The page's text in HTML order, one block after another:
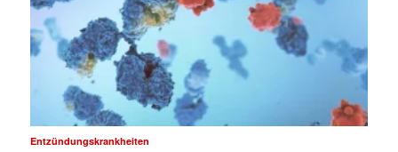
Entzündungskrankheiten